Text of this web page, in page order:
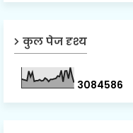
कुल पेज दृश्य
3084586